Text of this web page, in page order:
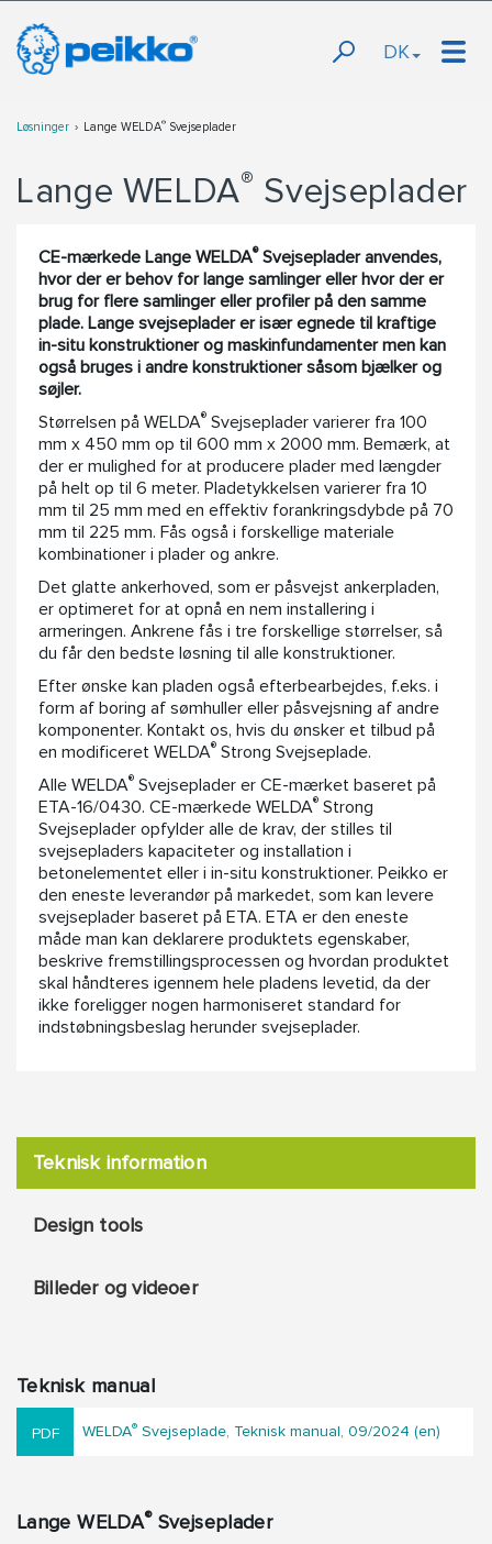
DK
Løsninger Lange WELDA® Svejseplader
Lange WELDA® Svejseplader
CE-mærkede Lange WELDA®Svejseplader anvendes,
hvor der er behov for lange samlinger eller hvor der er
brug for flere samlinger eller profiler på den samme
plade. Lange svejseplader er især egnede til kraftige
in-situ konstruktioner og maskinfundamenter men kan
også bruges i andre konstruktioner såsom bjælker og
søjler.
Størrelsen på WELDA® Svejseplader varierer fra 100
mm x 450 mm op til 600 mm x 2000 mm. Bemærk, at
der er mulighed for at producere plader med længder
på helt op til 6 meter. Pladetykkelsen varierer fra 10
mm til 25 mm med en effektiv forankringsdybde på 70
mm til 225 mm. Fås også i forskellige materiale
kombinationer i plader og ankre.
Det glatte ankerhoved, som er påsvejst ankerpladen,
er optimeret for at opnå en nem installering i
armeringen. Ankrene fås i tre forskellige størrelser, så
du får den bedste løsning til alle konstruktioner.
Efter ønske kan pladen også efterbearbejdes, f.eks. i
form af boring af sømhuller eller påsvejsning af andre
komponenter. Kontakt os, hvis du ønsker et tilbud på
en modificeret WELDA® Strong Svejseplade.
Alle WELDA® Svejseplader er CE-mærket baseret på
ETA-16/0430. CE-mærkede WELDA® Strong
Svejseplader opfylder alle de krav, der stilles til
svejsepladers kapaciteter og installation i
betonelementet eller i in-situ konstruktioner. Peikko er
den eneste leverandør på markedet, som kan levere
svejseplader baseret på ETA. ETA er den eneste
måde man kan deklarere produktets egenskaber,
beskrive fremstillingsprocessen og hvordan produktet
skal håndteres igennem hele pladens levetid, da der
ikke foreligger nogen harmoniseret standard for
indstøbningsbeslag herunder svejseplader.
Teknisk information
Design tools
Billeder og videoer
Teknisk manual
WELDA® Svejseplade, Teknisk manual, 09/2024 (en)
Lange WELDA®Svejseplader